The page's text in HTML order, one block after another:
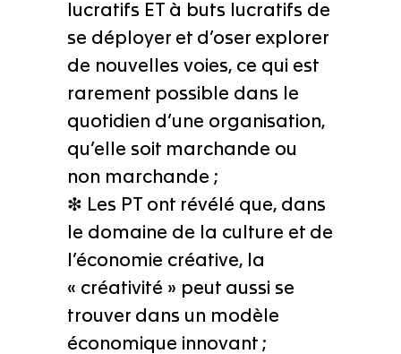
lucratifs ET à buts lucratifs de
se déployer et d’oser explorer
de nouvelles voies, ce qui est
rarement possible dans le
quotidien d’une organisation,
qu’elle soit marchande ou
non marchande ;
❇ Les PT ont révélé que, dans
le domaine de la culture et de
l’économie créative, la
« créativité » peut aussi se
trouver dans un modèle
économique innovant ;